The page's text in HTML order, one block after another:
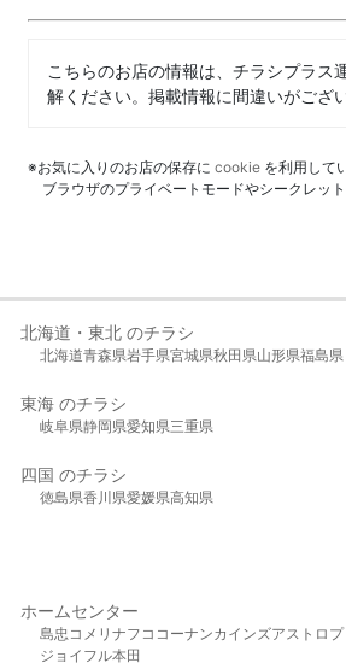
こちらのお店の情報は、チラシプラス
解ください。掲載情報に間違いがござ
※お気に入りのお店の保存に cookie を利用して
ブラウザのプライベートモードやシークレッ
北海道・東北 のチラシ
北海道青森県岩手県宮城県秋田県山形県福島県
東海 のチラシ
岐阜県静岡県愛知県三重県
四国 のチラシ
徳島県香川県愛媛県高知県
ホームセンター
島忠 コメリ ナフコ コーナンカインズアストロ
ジョイフル本田